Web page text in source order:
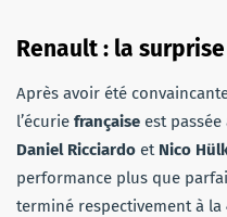
Renault : la
Après avoir été
l’écurie française est
Daniel Ricciardo et Nico
performance plus que
terminé respectivement à la